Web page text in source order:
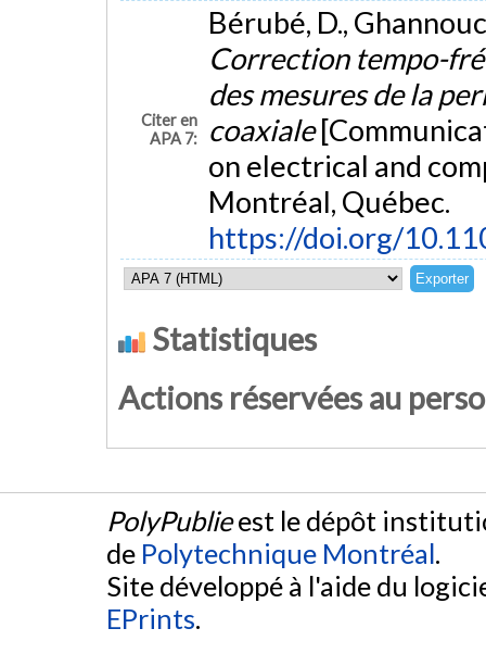
Citer en
APA 7:
Bérubé, D.,
Correction tempo-
des mesures de la
coaxiale
on electrical and
Montréal, Québec.
https://doi.org/
Statistiques
Actions réservées au
PolyPublieest le dépôt
de Polytechnique Montréal.
Site développé à l'aide du
EPrints.